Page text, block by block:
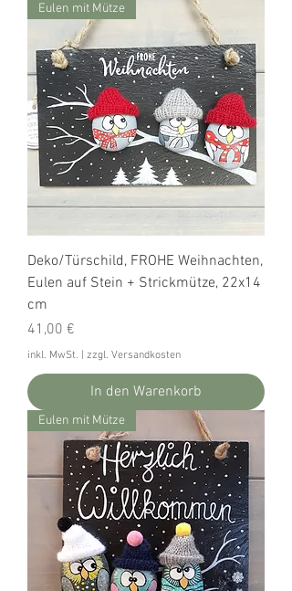
Eulen mit Mütze
Deko/Türschild, FROHE Weihnachten,
Eulen auf Stein + Strickmütze, 22x14
cm
Preis
41,00 €
inkl. MwSt. zzgl. Versandkosten
In den Warenkorb
Eulen mit Mütze